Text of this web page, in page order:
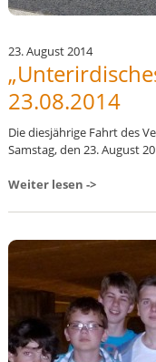
23. August 2014
23.08.2014
Die diesjährige Fahrt des
Samstag, den 23. August
Weiter lesen ->